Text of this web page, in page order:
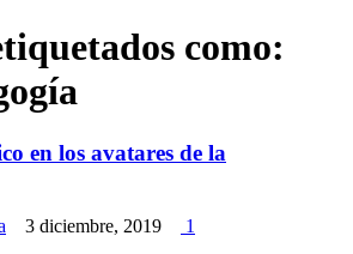
como:
en los avatares de la
3 diciembre, 2019
1